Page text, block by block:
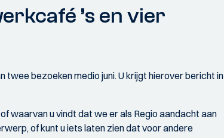
’s en vier
bezoeken medio juni. U krijgt hierover bericht in
waarvan u vindt dat we er als Regio aandacht aan
of kunt u iets laten zien dat voor andere